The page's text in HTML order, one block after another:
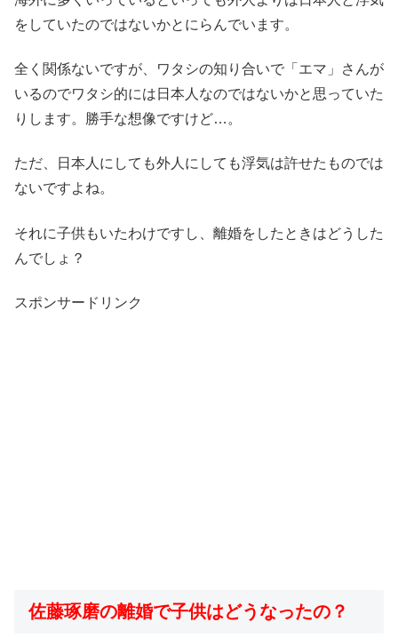
をしていたのではないかとにらんでいます。
全く関係ないですが、ワタシの知り合いで「エマ」さんが
いるのでワタシ的には日本人なのではないかと思っていた
りします。勝手な想像ですけど…。
ただ、日本人にしても外人にしても浮気は許せたものでは
ないですよね。
それに子供もいたわけですし、離婚をしたときはどうした
んでしょ？
スポンサードリンク
佐藤琢磨の離婚で子供はどうなったの？